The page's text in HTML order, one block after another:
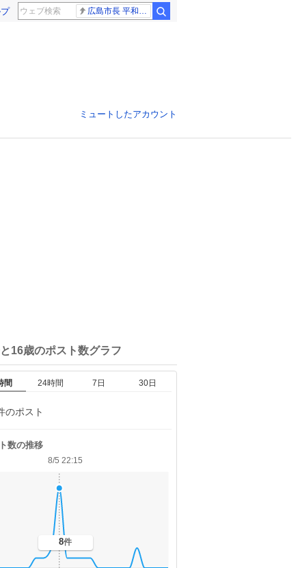
広島市長 平和宣言
ミュートしたアカウント
16歳のポスト数グラフ
間 24時間 7日 30日
のポスト
数の推移
8/5 22:15
8件